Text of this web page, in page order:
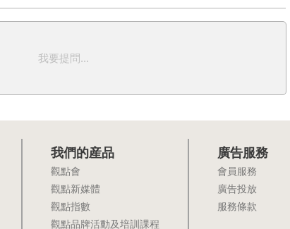
我要提問...
我們的産品
觀點會
觀點新媒體
觀點指數
觀點品牌活動及培訓課程
廣告服務
會員服務
廣告投放
服務條款